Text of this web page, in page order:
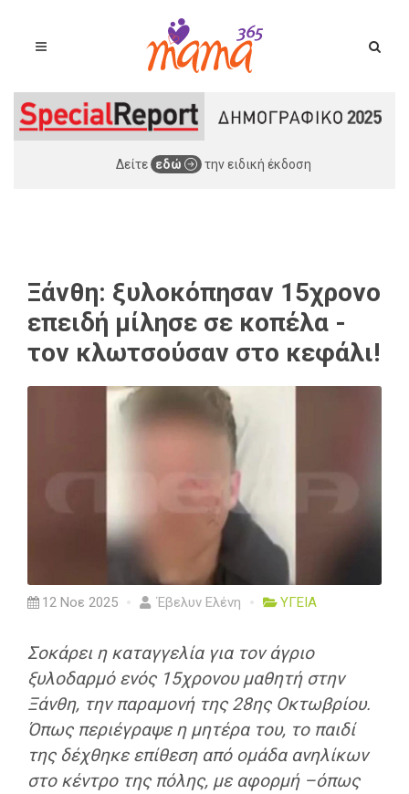
Δείτε εδώ την ειδική έκδοση
Ξάνθη: ξυλοκόπησαν 15χρονο
επειδή μίλησε σε κοπέλα -
τον κλωτσούσαν στο κεφάλι!
12 Νοε 2025 Έβελυν Ελένη ΥΓΕΙΑ
Σοκάρει η καταγγελία για τον άγριο
ξυλοδαρμό ενός 15χρονου μαθητή στην
Ξάνθη, την παραμονή της 28ης Οκτωβρίου.
Όπως περιέγραψε η μητέρα του, το παιδί
της δέχθηκε επίθεση από ομάδα ανηλίκων
στο κέντρο της πόλης, με αφορμή –όπως